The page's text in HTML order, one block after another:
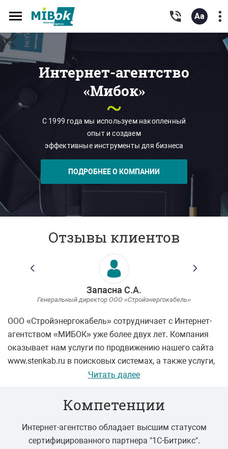
Toggle
navigation
Интернет-агентство
«Мибок»
~
С 1999 года мы используем накопленный
опыт и создаем
эффективные инструменты для бизнеса
ПОДРОБНЕЕ О КОМПАНИИ
Отзывы клиентов
ООО «Стройэнергокабель» сотрудничает с Интернет-
агентством «МИБОК» уже более двух лет. Компания
оказывает нам услуги по продвижению нашего сайта
www.stenkab.ru в поисковых системах, а также услуги,
Читать далее
Запасна С.А.
Генеральный директор ООО «Стройэнергокабель»
Компетенции
Интернет-агентство обладает высшим статусом
сертифицированного партнера "1С-Битрикс".